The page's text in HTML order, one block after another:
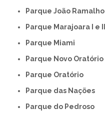
Parque João Ramalho
Parque Marajoara I e II
Parque Miami
Parque Novo Oratório
Parque Oratório
Parque das Nações
Parque do Pedroso